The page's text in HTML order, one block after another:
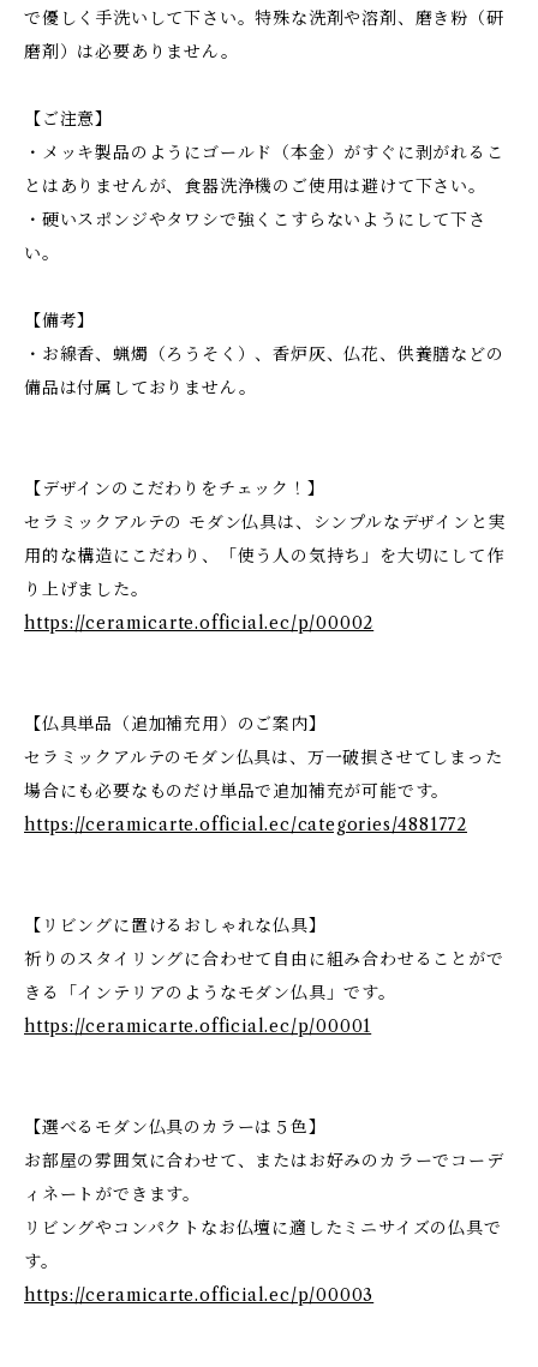
で優しく手洗いして下さい。特殊な洗剤や溶剤、磨き粉（研
磨剤）は必要ありません。
【ご注意】
・メッキ製品のようにゴールド（本金）がすぐに剥がれるこ
とはありませんが、食器洗浄機のご使用は避けて下さい。
・硬いスポンジやタワシで強くこすらないようにして下さ
い。
【備考】
・お線香、蝋燭（ろうそく）、香炉灰、仏花、供養膳などの
備品は付属しておりません。
【デザインのこだわりをチェック！】
セラミックアルテの モダン仏具は、シンプルなデザインと実
用的な構造にこだわり、「使う人の気持ち」を大切にして作
り上げました。
https://ceramicarte.official.ec/p/00002
【仏具単品（追加補充用）のご案内】
セラミックアルテのモダン仏具は、万一破損させてしまった
場合にも必要なものだけ単品で追加補充が可能です。
https://ceramicarte.official.ec/categories/4881772
【リビングに置けるおしゃれな仏具】
祈りのスタイリングに合わせて自由に組み合わせることがで
きる「インテリアのようなモダン仏具」です。
https://ceramicarte.official.ec/p/00001
【選べるモダン仏具のカラーは５色】
お部屋の雰囲気に合わせて、またはお好みのカラーでコーデ
ィネートができます。
リビングやコンパクトなお仏壇に適したミニサイズの仏具で
す。
https://ceramicarte.official.ec/p/00003